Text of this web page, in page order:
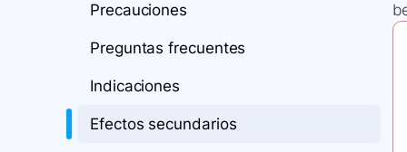
Precauciones
Preguntas frecuentes
Indicaciones
Efectos secundarios